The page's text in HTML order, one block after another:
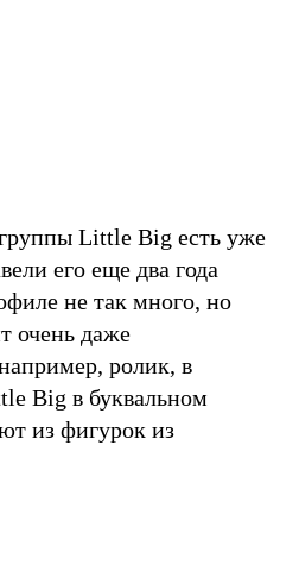
Little Big есть уже
его еще два года
не так много, но
очень даже
ролик, в
Big в буквальном
из фигурок из